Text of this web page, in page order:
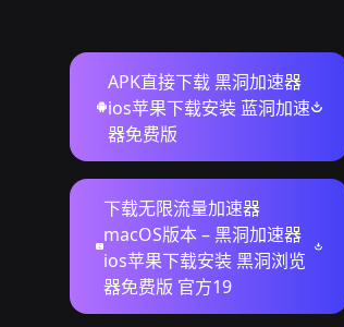
APK直接下载 黑洞加速器
ios苹果下载安装 蓝洞加速
器免费版
下载无限流量加速器
macOS版本 – 黑洞加速器
ios苹果下载安装 黑洞浏览
器免费版 官方19